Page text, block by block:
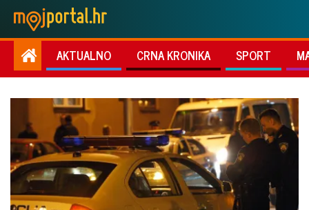
AKTUALNO CRNA KRONIKA SPORT